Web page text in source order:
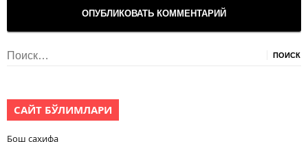
Найти:
САЙТ БЎЛИМЛАРИ
Бош саҳифа